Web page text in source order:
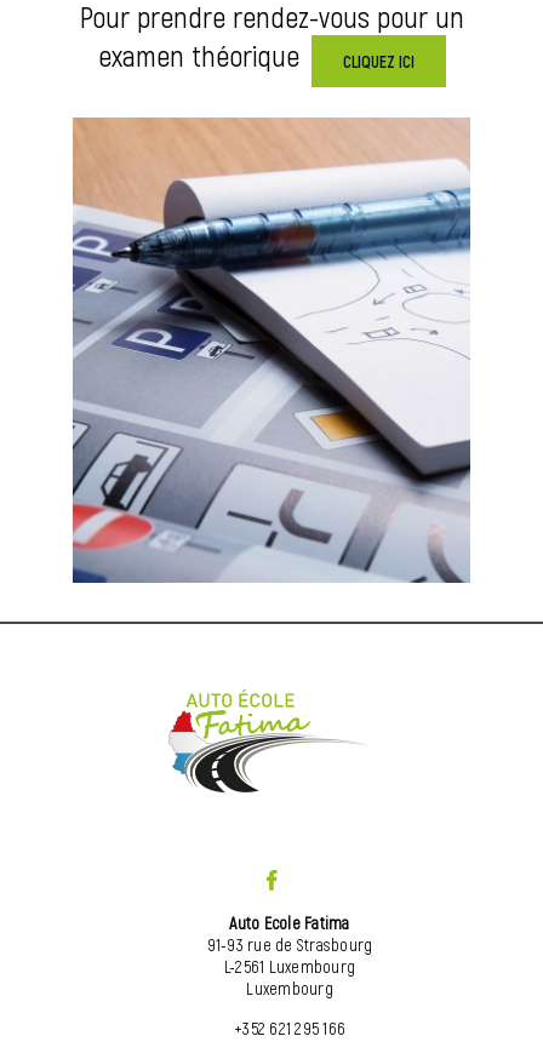
Pour prendre rendez-vous pour un
examen théorique
CLIQUEZ ICI
Auto Ecole Fatima
91-93 rue de Strasbourg
L-2561 Luxembourg
Luxembourg
+352 621 295 166